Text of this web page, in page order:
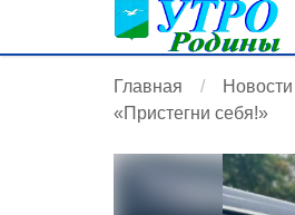
Главная Новости
«Пристегни себя!»